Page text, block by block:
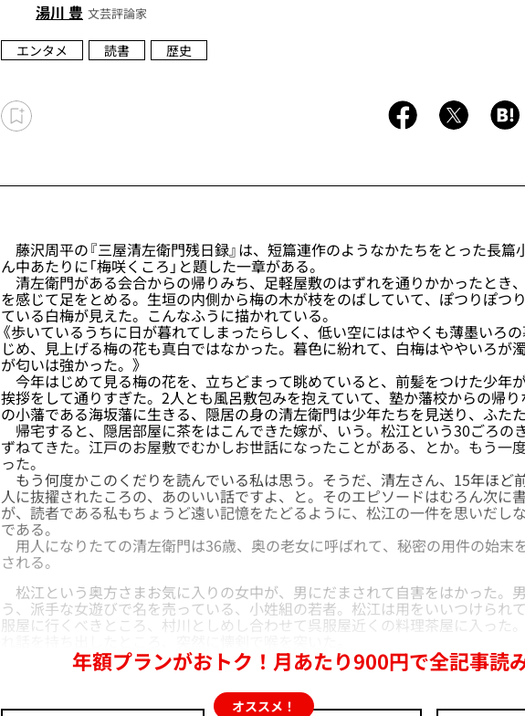
湯川 豊 文芸評論家
エンタメ 読書 歴史
藤沢周平の『三屋清左衛門残日録』は、短篇連作のようなかたちをとった長篇
ん中あたりに「梅咲くころ」と題した一章がある。
清左衛門がある会合からの帰りみち、足軽屋敷のはずれを通りかかったとき
を感じて足をとめる。生垣の内側から梅の木が枝をのばしていて、ぽつりぽつ
ている白梅が見えた。こんなふうに描かれている。
《歩いているうちに日が暮れてしまったらしく、低い空にははやくも薄墨いろ
じめ、見上げる梅の花も真白ではなかった。暮色に紛れて、白梅はややいろが
が匂いは強かった。》
今年はじめて見る梅の花を、立ちどまって眺めていると、前髪をつけた少年
挨拶をして通りすぎた。2人とも風呂敷包みを抱えていて、塾か藩校からの帰
の小藩である海坂藩に生きる、隠居の身の清左衛門は少年たちを見送り、ふた
帰宅すると、隠居部屋に茶をはこんできた嫁が、いう。松江という30ごろの
ずねてきた。江戸のお屋敷でむかしお世話になったことがある、とか。もう一
った。
もう何度かこのくだりを読んでいる私は思う。そうだ、清左さん、15年ほど
人に抜擢されたころの、あのいい話ですよ、と。そのエピソードはむろん次に
が、読者である私もちょうど遠い記憶をたどるように、松江の一件を思いだし
である。
用人になりたての清左衛門は36歳、奥の老女に呼ばれて、秘密の用件の始末
される。
松江という奥方さまお気に入りの女中が、男にだまされて自害をはかった。
う、派手な女遊びで名を売っている、小姓組の若者。松江は用をいいつけられ
服屋に行くべきところ、村川としめし合わせて呉服屋近くの料理茶屋に入った
年額プランがおトク！月あたり900円で全記事読
オススメ！